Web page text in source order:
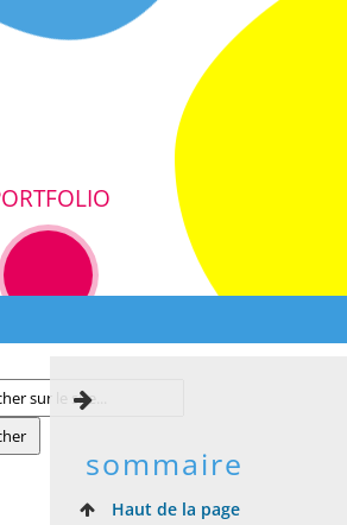
sommaire
Haut de la page